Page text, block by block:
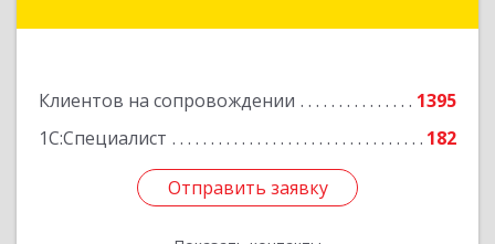
Клиентов на сопровождении
1395
1С:Специалист
182
Отправить заявку
Отправить заявку